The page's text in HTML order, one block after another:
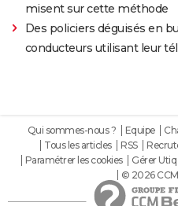
misent sur cette méthode
Des policiers déguisés en
conducteurs utilisant leur
Qui sommes-nous ? Equipe
Tous les articles
RSS
Paramétrer les cookies
Gérer Utiq
© 2026